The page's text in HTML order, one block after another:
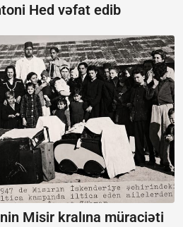
Hed vəfat edib
Misir kralına müraciəti